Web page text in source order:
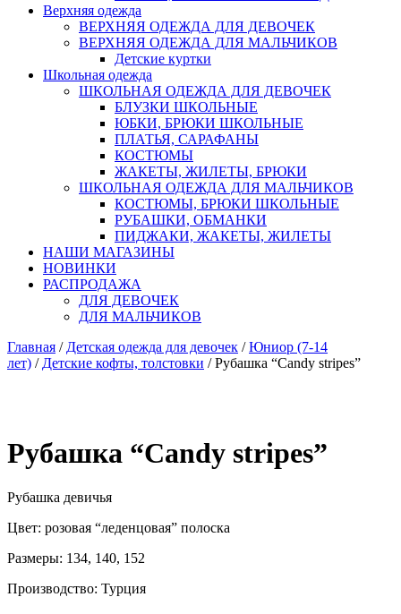
Верхняя одежда
ВЕРХНЯЯ ОДЕЖДА ДЛЯ ДЕВОЧЕК
ВЕРХНЯЯ ОДЕЖДА ДЛЯ МАЛЬЧИКОВ
Детские куртки
Школьная одежда
ШКОЛЬНАЯ ОДЕЖДА ДЛЯ ДЕВОЧЕК
БЛУЗКИ ШКОЛЬНЫЕ
ЮБКИ, БРЮКИ ШКОЛЬНЫЕ
ПЛАТЬЯ, САРАФАНЫ
КОСТЮМЫ
ЖАКЕТЫ, ЖИЛЕТЫ, БРЮКИ
ШКОЛЬНАЯ ОДЕЖДА ДЛЯ МАЛЬЧИКОВ
КОСТЮМЫ, БРЮКИ ШКОЛЬНЫЕ
РУБАШКИ, ОБМАНКИ
ПИДЖАКИ, ЖАКЕТЫ, ЖИЛЕТЫ
НАШИ МАГАЗИНЫ
НОВИНКИ
РАСПРОДАЖА
ДЛЯ ДЕВОЧЕК
ДЛЯ МАЛЬЧИКОВ
Главная / Детская одежда для девочек /Юниор (7-14
лет) / Детские кофты, толстовки / Рубашка “Candy stripes”
Рубашка “Candy stripes”
Рубашка девичья
Цвет: розовая “леденцовая” полоска
Размеры: 134, 140, 152
Производство: Турция